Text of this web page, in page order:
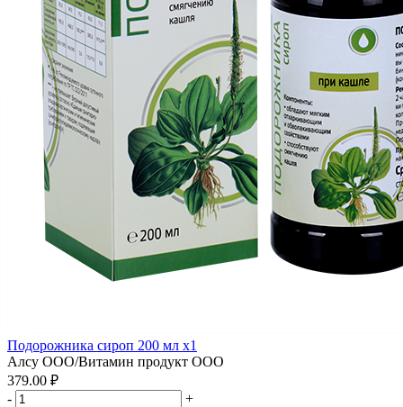
Подорожника сироп 200 мл x1
Алсу ООО/Витамин продукт ООО
379.00 ₽
-
+